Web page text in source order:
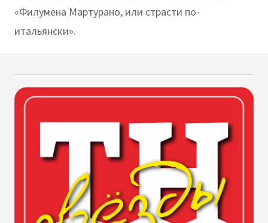
«Филумена Мартурано, или страсти по-
итальянски».